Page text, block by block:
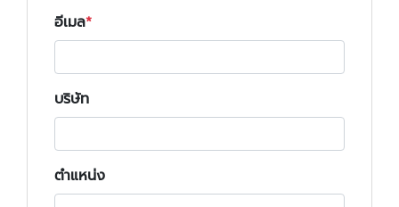
อีเมล
บริษัท
ตำแหน่ง